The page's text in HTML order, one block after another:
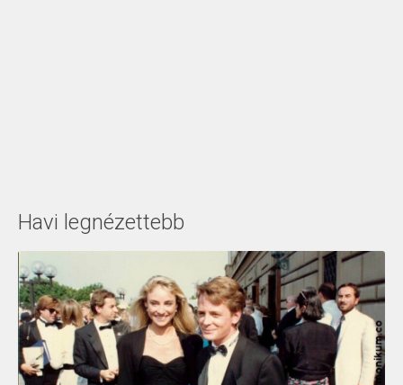
Havi legnézettebb